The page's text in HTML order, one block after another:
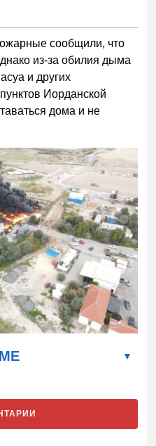
сообщили, что
из-за обилия дыма
и других
Иорданской
дома и не